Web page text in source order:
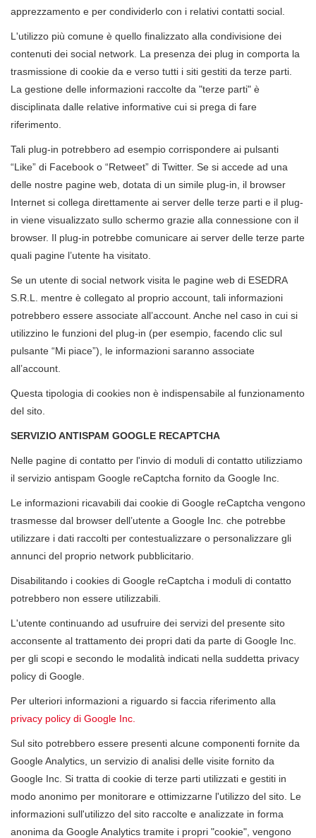
apprezzamento e per condividerlo con i relativi contatti social.
L'utilizzo più comune è quello finalizzato alla condivisione dei
contenuti dei social network. La presenza dei plug in comporta la
trasmissione di cookie da e verso tutti i siti gestiti da terze parti.
La gestione delle informazioni raccolte da "terze parti" è
disciplinata dalle relative informative cui si prega di fare
riferimento.
Tali plug-in potrebbero ad esempio corrispondere ai pulsanti
“Like” di Facebook o “Retweet” di Twitter. Se si accede ad una
delle nostre pagine web, dotata di un simile plug-in, il browser
Internet si collega direttamente ai server delle terze parti e il plug-
in viene visualizzato sullo schermo grazie alla connessione con il
browser. Il plug-in potrebbe comunicare ai server delle terze parte
quali pagine l’utente ha visitato.
Se un utente di social network visita le pagine web di ESEDRA
S.R.L. mentre è collegato al proprio account, tali informazioni
potrebbero essere associate all’account. Anche nel caso in cui si
utilizzino le funzioni del plug-in (per esempio, facendo clic sul
pulsante “Mi piace”), le informazioni saranno associate
all’account.
Questa tipologia di cookies non è indispensabile al funzionamento
del sito.
SERVIZIO ANTISPAM GOOGLE RECAPTCHA
Nelle pagine di contatto per l'invio di moduli di contatto utilizziamo
il servizio antispam Google reCaptcha fornito da Google Inc.
Le informazioni ricavabili dai cookie di Google reCaptcha vengono
trasmesse dal browser dell’utente a Google Inc. che potrebbe
utilizzare i dati raccolti per contestualizzare o personalizzare gli
annunci del proprio network pubblicitario.
Disabilitando i cookies di Google reCaptcha i moduli di contatto
potrebbero non essere utilizzabili.
L'utente continuando ad usufruire dei servizi del presente sito
acconsente al trattamento dei propri dati da parte di Google Inc.
per gli scopi e secondo le modalità indicati nella suddetta privacy
policy di Google.
Per ulteriori informazioni a riguardo si faccia riferimento alla
privacy policy di Google Inc.
Sul sito potrebbero essere presenti alcune componenti fornite da
Google Analytics, un servizio di analisi delle visite fornito da
Google Inc. Si tratta di cookie di terze parti utilizzati e gestiti in
modo anonimo per monitorare e ottimizzarne l'utilizzo del sito. Le
informazioni sull'utilizzo del sito raccolte e analizzate in forma
anonima da Google Analytics tramite i propri "cookie", vengono